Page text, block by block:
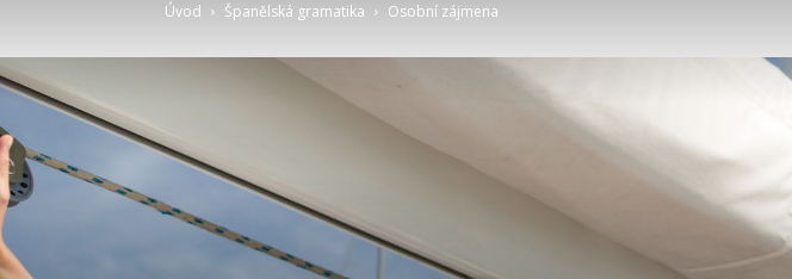
Úvod Španělská gramatika Osobní zájmena